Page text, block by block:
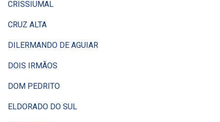
CRISSIUMAL
CRUZ ALTA
DILERMANDO DE AGUIAR
DOIS IRMÃOS
DOM PEDRITO
ELDORADO DO SUL